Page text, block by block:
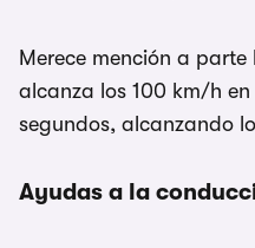
Merece mención a parte
alcanza los 100 km/h
segundos, alcanzando
Ayudas a la